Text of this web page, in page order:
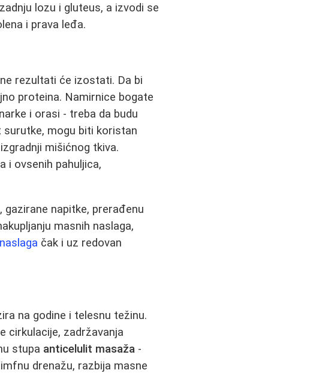
lozu i gluteus, a izvodi se
i prava leđa.
rezultati će izostati. Da bi
proteina. Namirnice bogate
i orasi - treba da budu
surutke, mogu biti koristan
mišićnog tkiva.
i ovsenih pahuljica,
napitke, prerađenu
masnih naslaga,
čak i uz redovan
na godine i telesnu težinu.
cirkulacije, zadržavanja
stupa anticelulit masaža -
drenažu, razbija masne